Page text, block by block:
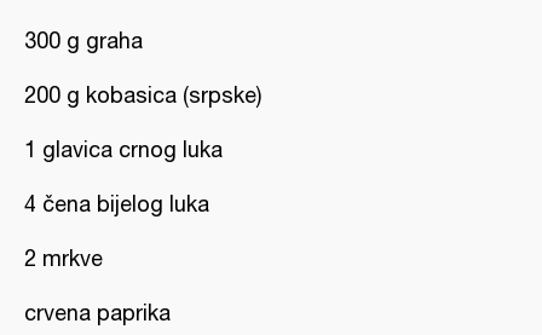
300 g graha
200 g kobasica (srpske)
1 glavica crnog luka
4 čena bijelog luka
2 mrkve
crvena paprika